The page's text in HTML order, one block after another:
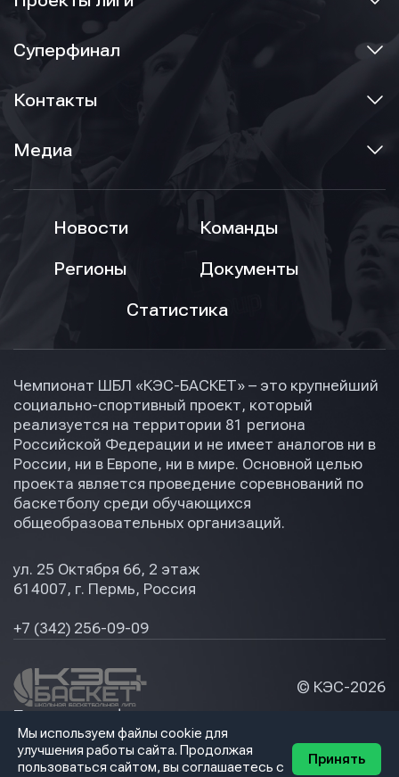
Суперфинал
Контакты
Медиа
Новости
Команды
Регионы
Документы
Статистика
Чемпионат ШБЛ «КЭС-БАСКЕТ» – это крупнейший
социально-спортивный проект, который
реализуется на территории 81 региона
Российской Федерации и не имеет аналогов ни в
России, ни в Европе, ни в мире. Основной целью
проекта является проведение соревнований по
баскетболу среди обучающихся
общеобразовательных организаций.
ул. 25 Октября 66, 2 этаж
614007, г. Пермь, Россия
+7 (342) 256-09-09
© КЭС-2026
Политика конфидециальности
Мы используем файлы cookie для
улучшения работы сайта. Продолжая
пользоваться сайтом, вы соглашаетесь с
Принять